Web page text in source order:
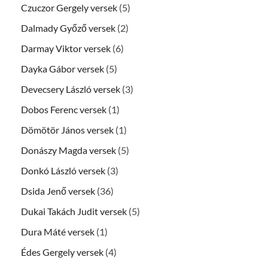
Czuczor Gergely versek (5)
Dalmady Győző versek (2)
Darmay Viktor versek (6)
Dayka Gábor versek (5)
Devecsery László versek (3)
Dobos Ferenc versek (1)
Dömötör János versek (1)
Donászy Magda versek (5)
Donkó László versek (3)
Dsida Jenő versek (36)
Dukai Takách Judit versek (5)
Dura Máté versek (1)
Édes Gergely versek (4)